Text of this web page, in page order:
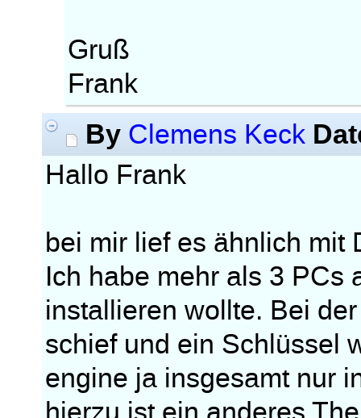
Gruß
Frank
By Clemens Keck
Hallo Frank
bei mir lief es ähnlich mit
Ich habe mehr als 3 PCs
installieren wollte. Bei
schief und ein Schlüssel
engine ja insgesamt nur